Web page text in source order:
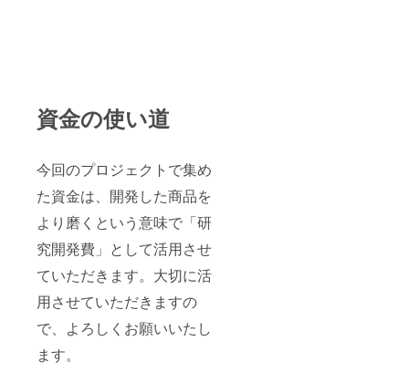
資金の使い道
今回のプロジェクトで集め
た資金は、開発した商品を
より磨くという意味で「研
究開発費」として活用させ
ていただきます。大切に活
用させていただきますの
で、よろしくお願いいたし
ます。